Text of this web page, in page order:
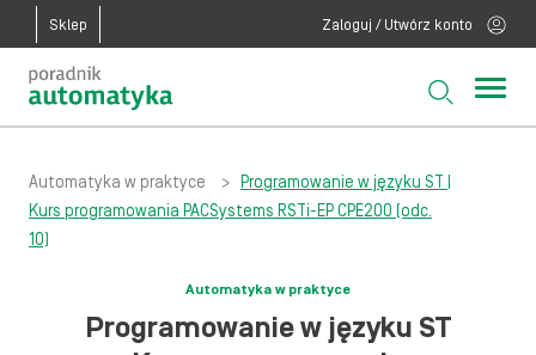
Sklep Zaloguj / Utwórz konto
Automatyka w praktyce >
Programowanie w języku ST |
Kurs programowania PACSystems RSTi-EP CPE200 (odc.
10)
Automatyka w praktyce
Programowanie w języku ST